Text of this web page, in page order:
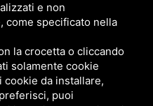
e non
come specificato nella
la crocetta o cliccando
solamente cookie
da installare,
puoi